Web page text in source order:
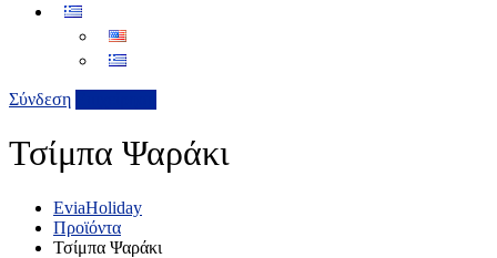
Σύνδεση
Τσίμπα Ψαράκι
EviaHoliday
Προϊόντα
Τσίμπα Ψαράκι